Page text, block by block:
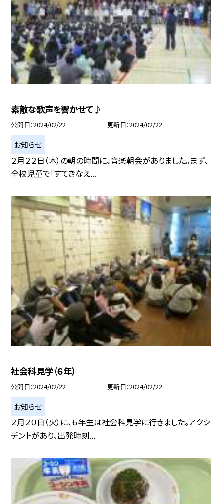
素敵な歌声を響かせて♪
公開日 2024/02/22 更新日 2024/02/22
お知らせ
２月２２日（木）の朝の時間に、音楽朝会がありました。まず、
全校児童で「すてきなえ...
社会科見学（６年）
公開日 2024/02/22 更新日 2024/02/22
お知らせ
２月２０日（火）に、６年生は社会科見学に行きました。アクシ
デントがあり、出発時刻...